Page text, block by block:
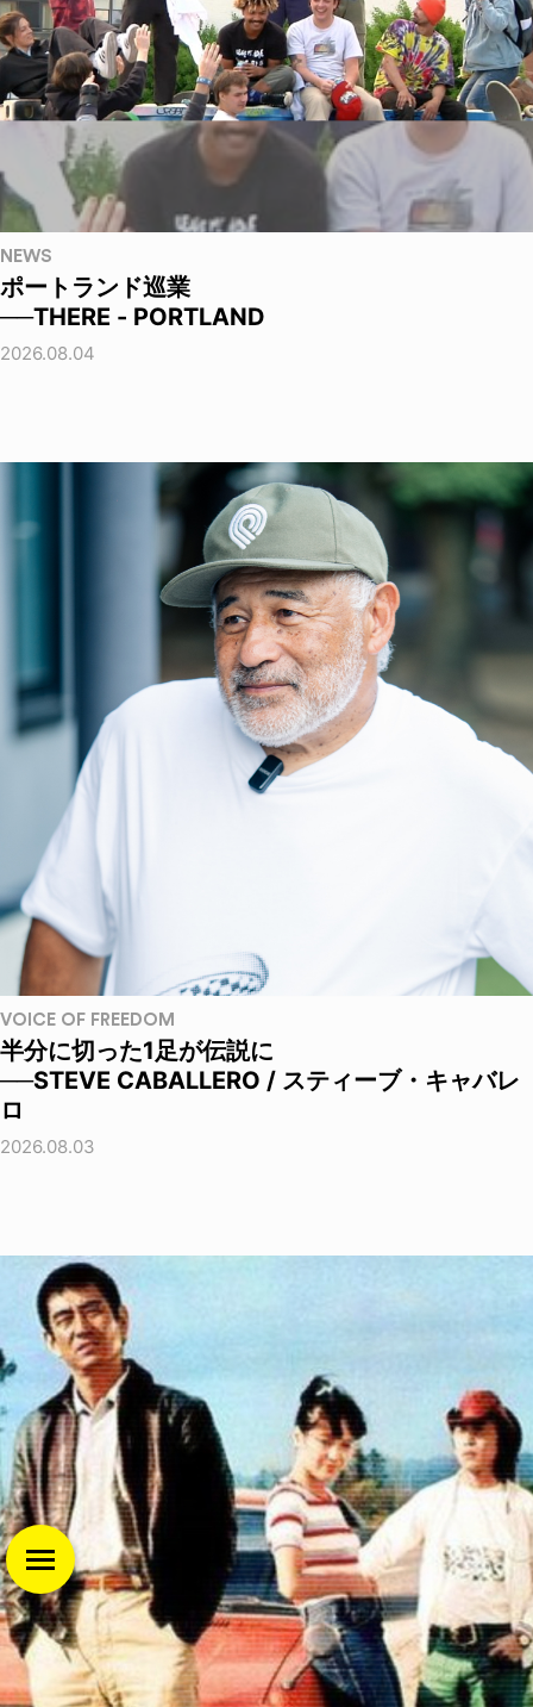
NEWS
ポートランド巡業
──THERE - PORTLAND
2026.08.04
VOICE OF FREEDOM
半分に切った1足が伝説に
──STEVE CABALLERO / スティーブ・キャバレ
ロ
2026.08.03